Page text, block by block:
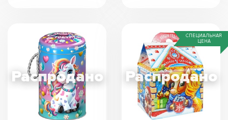
СПЕЦИАЛЬНАЯ
ЦЕНА